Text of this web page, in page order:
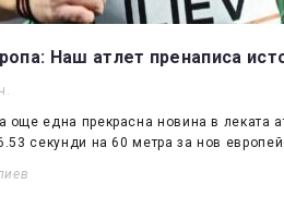
Наш атлет пренаписа
още една прекрасна новина в леката
секунди на 60 метра за нов